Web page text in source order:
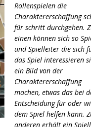
Rollenspielen die
Charaktererschaffung
für schritt durchgehen.
einen können sich so
und Spielleiter die sich
das Spiel interessieren
ein Bild von der
Charaktererschaffung
machen, etwas das bei
Entscheidung für oder
dem Spiel helfen kann.
anderen erhält ein